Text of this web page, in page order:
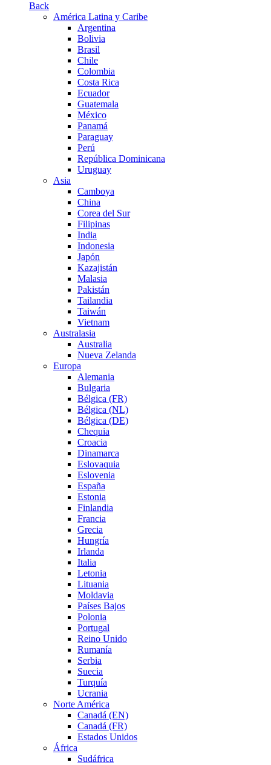
Back
América Latina y Caribe
Argentina
Bolivia
Brasil
Chile
Colombia
Costa Rica
Ecuador
Guatemala
México
Panamá
Paraguay
Perú
República Dominicana
Uruguay
Asia
Camboya
China
Corea del Sur
Filipinas
India
Indonesia
Japón
Kazajistán
Malasia
Pakistán
Tailandia
Taiwán
Vietnam
Australasia
Australia
Nueva Zelanda
Europa
Alemania
Bulgaria
Bélgica (FR)
Bélgica (NL)
Bélgica (DE)
Chequia
Croacia
Dinamarca
Eslovaquia
Eslovenia
España
Estonia
Finlandia
Francia
Grecia
Hungría
Irlanda
Italia
Letonia
Lituania
Moldavia
Países Bajos
Polonia
Portugal
Reino Unido
Rumanía
Serbia
Suecia
Turquía
Ucrania
Norte América
Canadá (EN)
Canadá (FR)
Estados Unidos
África
Sudáfrica